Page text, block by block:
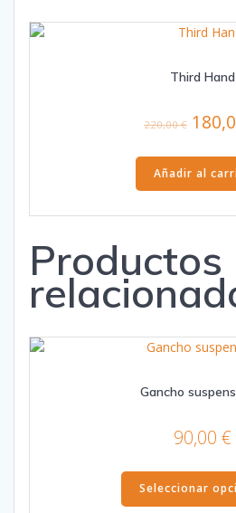
Third Hand
220,00€ El
era:
Añadir al
Productos
Gancho
90,00 €
Seleccionar